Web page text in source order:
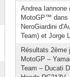
Andrea Iannone
MotoGP™ dans
NeroGiardini
Team) et Jorge
Résultats 2ème
MotoGP –
Team – Ducati